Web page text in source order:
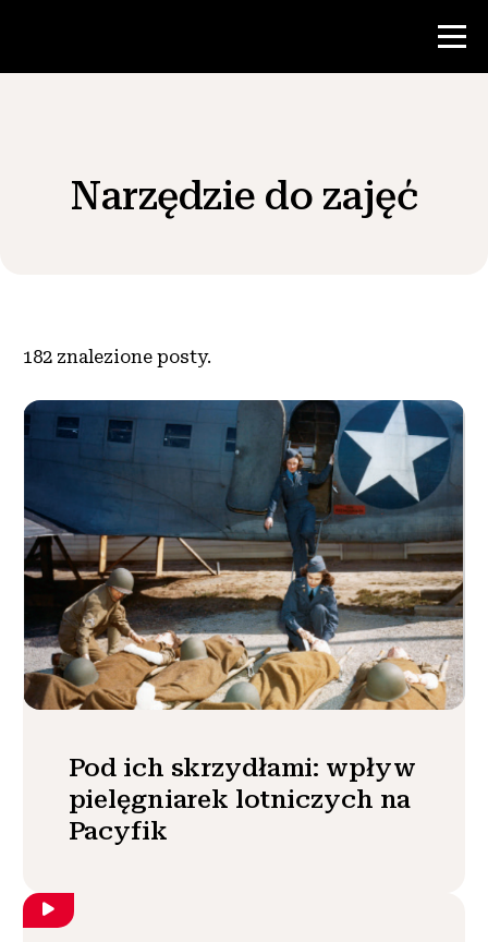
Zasoby dla nauczycieli
Zaangażować się
Narzędzie do zajęć
182 znalezione posty.
Pod ich skrzydłami: wpływ
pielęgniarek lotniczych na
Pacyfik